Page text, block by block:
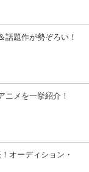
話題作が勢ぞろい！
ニメを一挙紹介！
オーディション・